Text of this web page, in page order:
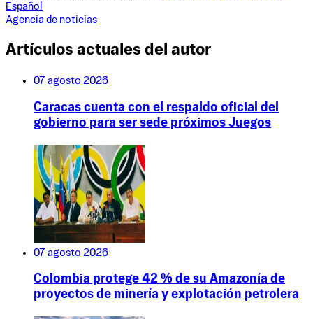
Español
Agencia de noticias
Artículos actuales del autor
07 agosto 2026
Caracas cuenta con el respaldo oficial del
gobierno para ser sede próximos Juegos
07 agosto 2026
Colombia protege 42 % de su Amazonía de
proyectos de minería y explotación petrolera